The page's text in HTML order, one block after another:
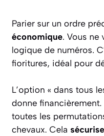
Parier sur un ordre
économique. Vous ne
logique de numéros.
fioritures, idéal pour
L’option « dans tous
donne
toutes les
chevaux. Cela